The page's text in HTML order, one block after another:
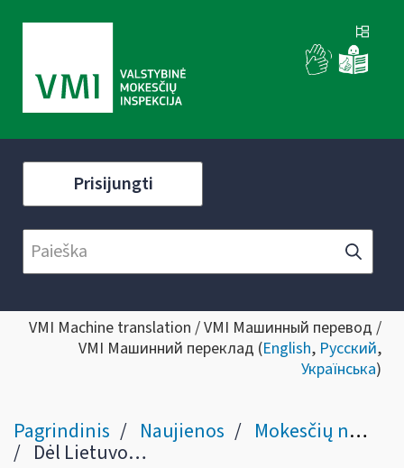
Prisijungti
VMI Machine translation / VMI Машинный перевод /
VMI Машинний переклад (English, Русский,
Українська)
Pagrindinis Naujienos Mokesčių naujienos
Dėl Lietuvos Respublikos Pelno mokesčio įstatymo 17 straipsnio 2 dalies pakeitimo ir 30-3 straipsnio apibendrinto paaiškinimo (komentaro) papildymo